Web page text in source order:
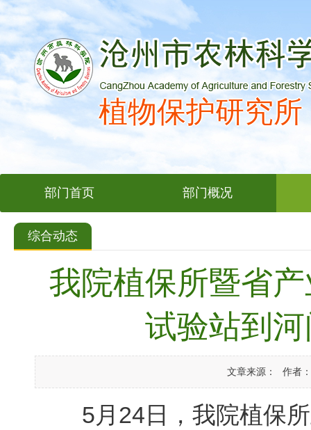
植物保护研究所
部门首页 部门概况
综合动态
我院植保所暨省
试验站到
文章来源： 作者：
5月24日，我院植保所